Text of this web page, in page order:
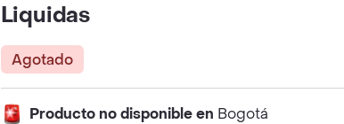
Liquidas
Agotado
Producto no disponible en Bogotá